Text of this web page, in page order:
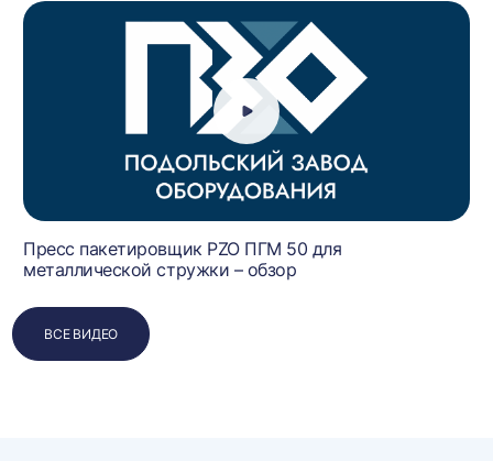
Пресс пакетировщик PZO ПГМ 50 для
металлической стружки – обзор
ВСЕ ВИДЕО